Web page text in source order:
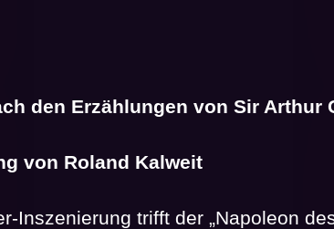
den Erzählungen von Sir Arthur
von Roland Kalweit
Inszenierung trifft der „Napoleon